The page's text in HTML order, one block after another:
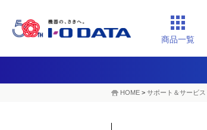
商品一覧
HOME > サポート＆サービス